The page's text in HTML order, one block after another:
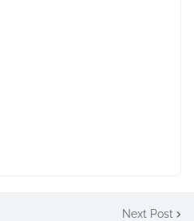
Next Post